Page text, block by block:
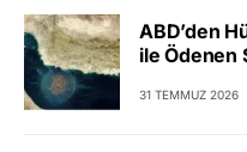
ABD’den
ile Ödenen
31 TEMMUZ 2026